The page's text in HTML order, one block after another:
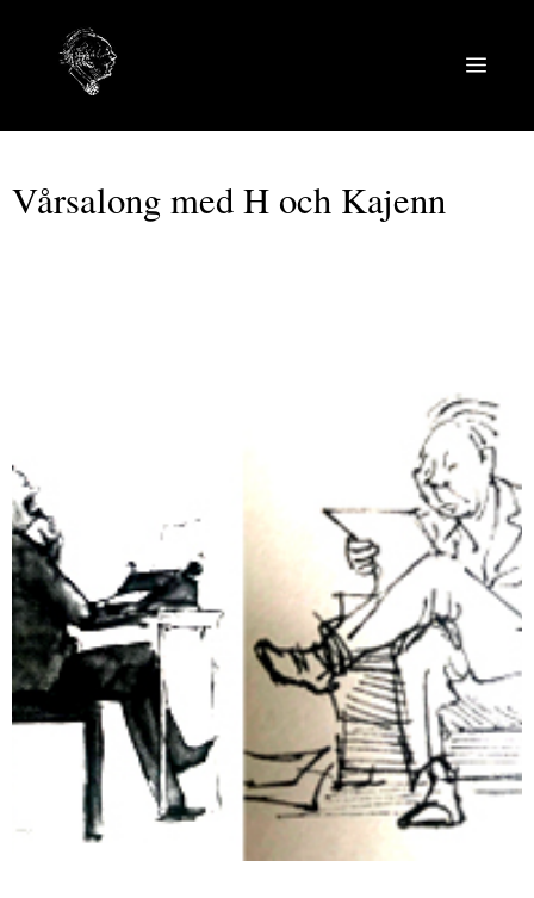
innehåll
Vårsalong med H och Kajenn